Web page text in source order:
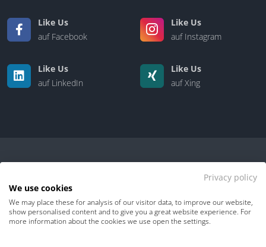
Like Us
auf Facebook
Like Us
auf Instagram
Like Us
auf LinkedIn
Like Us
auf Xing
Kontakt | Über uns
Privacy policy
We use cookies
We may place these for analysis of our visitor data, to improve our website,
show personalised content and to give you a great website experience. For
more information about the cookies we use open the settings.